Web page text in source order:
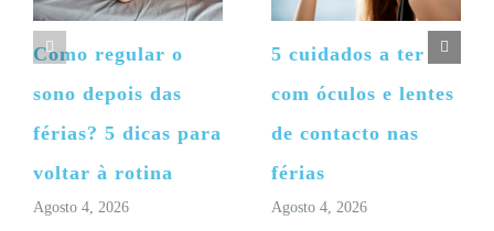
Como regular o
sono depois das
férias? 5 dicas para
voltar à rotina
Agosto 4, 2026
5 cuidados a ter
com óculos e lentes
de contacto nas
férias
Agosto 4, 2026